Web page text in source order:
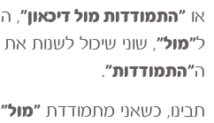
או ״התמודדותמולדיכאון״,
ל״מול״, שוני שיכול לשנות
ה״התמודדות״.
תבינו, כשאני מתמודדת ״מול״